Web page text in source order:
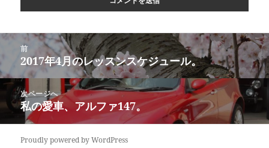
投
ナ
ビ
シ
前
前
の
投
稿:
2017年4月のレッスンスケジュール。
次ページへ
次
の
投
私の愛車、アルファ147。
Proudly powered by WordPress